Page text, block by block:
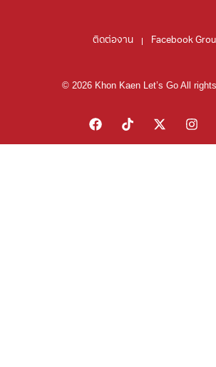
ติดต่องาน Facebook
© 2026 Khon Kaen Let’s Go All